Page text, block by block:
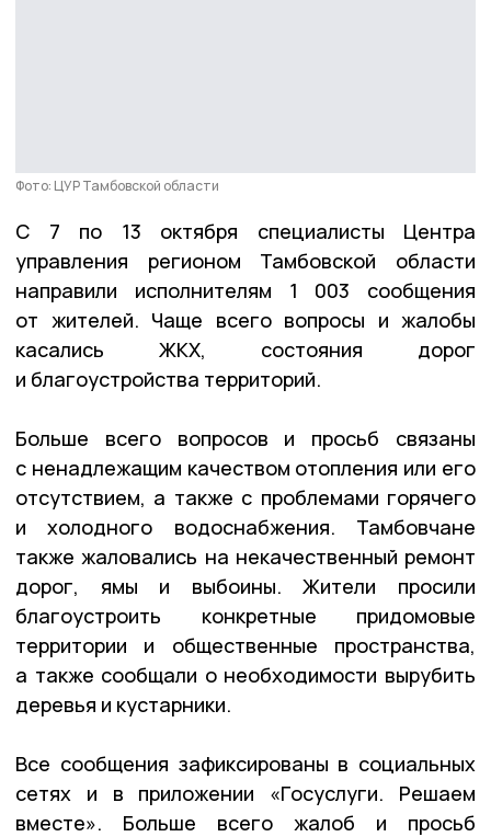
Фото: ЦУР Тамбовской области
С 7 по 13 октября специалисты Центра
управления регионом Тамбовской области
направили исполнителям 1 003 сообщения
от жителей. Чаще всего вопросы и жалобы
касались ЖКХ, состояния дорог
и благоустройства территорий.
Больше всего вопросов и просьб связаны
с ненадлежащим качеством отопления или его
отсутствием, а также с проблемами горячего
и холодного водоснабжения. Тамбовчане
также жаловались на некачественный ремонт
дорог, ямы и выбоины. Жители просили
благоустроить конкретные придомовые
территории и общественные пространства,
а также сообщали о необходимости вырубить
деревья и кустарники.
Все сообщения зафиксированы в социальных
сетях и в приложении «Госуслуги. Решаем
вместе». Больше всего жалоб и просьб